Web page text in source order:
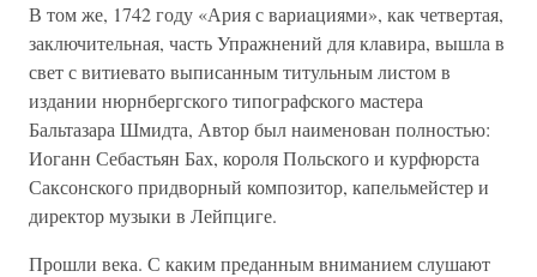
В том же, 1742 году «Ария с вариациями», как четвертая,
заключительная, часть Упражнений для клавира, вышла в
свет с витиевато выписанным титульным листом в
издании нюрнбергского типографского мастера
Бальтазара Шмидта, Автор был наименован полностью:
Иоганн Себастьян Бах, короля Польского и курфюрста
Саксонского придворный композитор, капельмейстер и
директор музыки в Лейпциге.
Прошли века. С каким преданным вниманием слушают